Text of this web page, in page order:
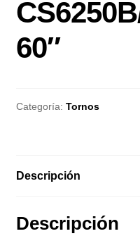
60″
Categoría: Tornos
Descripción
Descripción